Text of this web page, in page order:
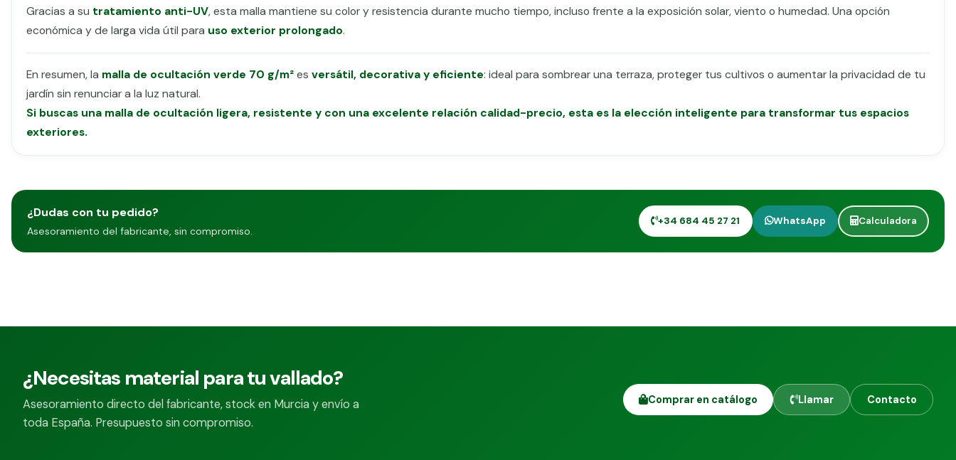
Gracias a su tratamiento anti-UV, esta malla mantiene su color y resistencia durante mucho tiempo, incluso frente a la exposición solar, viento o humedad. Una opción
económica y de larga vida útil para uso exterior prolongado.
En resumen, la malla de ocultación verde 70 g/m²es versátil, decorativa y eficiente: ideal para sombrear una terraza, proteger tus cultivos o aumentar la privacidad de tu
jardín sin renunciar a la luz natural.
Si buscas una malla de ocultación ligera, resistente y con una excelente relación calidad-precio, esta es la elección inteligente para transformar tus espacios
exteriores.
¿Dudas con tu pedido?
Asesoramiento del fabricante, sin compromiso.
+34 684 45 27 21 WhatsApp Calculadora
¿Necesitas material para tu vallado?
Asesoramiento directo del fabricante, stock en Murcia y envío a
toda España. Presupuesto sin compromiso.
Comprar en catálogo Llamar Contacto